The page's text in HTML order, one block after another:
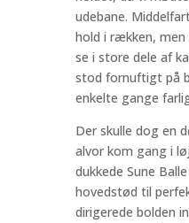
udebane.
hold i rækken,
se i store dele af
stod fornuftigt på
enkelte gange
Der skulle dog en
alvor kom gang i
dukkede Sune
hovedstød til
dirigerede bolden